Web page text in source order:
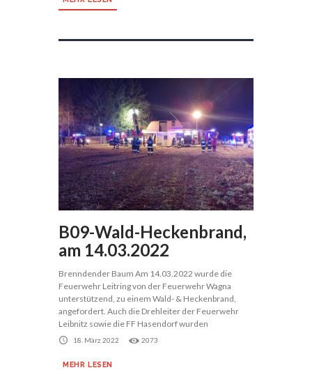
B09-Wald-Heckenbrand,
am 14.03.2022
Brenndender Baum Am 14.03.2022 wurde die
Feuerwehr Leitring von der Feuerwehr Wagna
unterstützend, zu einem Wald- & Heckenbrand,
angefordert. Auch die Drehleiter der Feuerwehr
Leibnitz sowie die FF Hasendorf wurden
18. März 2022 2073
MEHR LESEN